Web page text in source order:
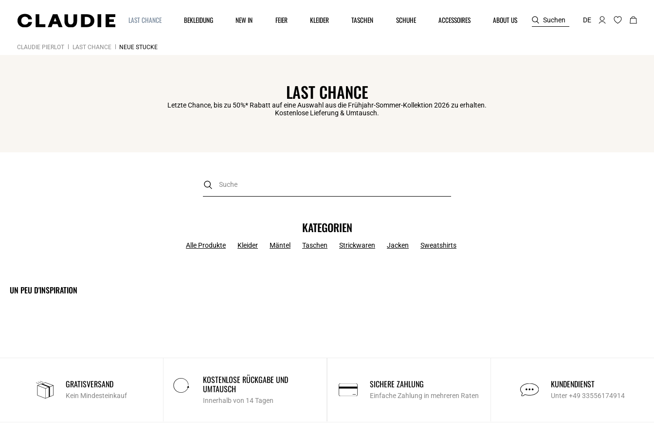
LAST CHANCE BEKLEIDUNG NEW IN FEIER KLEIDER TASCHEN SCHUHE ACCESSOIRES ABOUT US Suchen DE
CLAUDIE PIERLOT LAST CHANCE NEUE STÜCKE
LAST CHANCE
Letzte Chance, bis zu 50%* Rabatt auf eine Auswahl aus die Frühjahr-Sommer-Kollektion 2026 zu erhalten.
Kostenlose Lieferung & Umtausch.
KATEGORIEN
Alle Produkte Kleider Mäntel Taschen Strickwaren Jacken Sweatshirts
UN PEU D'INSPIRATION
GRATISVERSAND
Kein Mindesteinkauf
KOSTENLOSE RÜCKGABE UND
UMTAUSCH
Innerhalb von 14 Tagen
SICHERE ZAHLUNG
Einfache Zahlung in mehreren Raten
KUNDENDIENST
Unter +49 33556174914